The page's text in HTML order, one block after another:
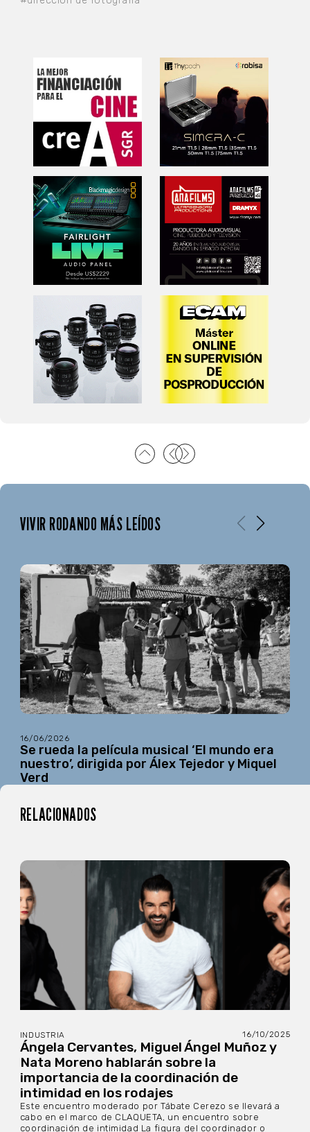
VIVIR RODANDO MÁS LEÍDOS
16/06/2026
Se rueda la película musical ‘El mundo era
nuestro’, dirigida por Álex Tejedor y Miquel
Verd
RELACIONADOS
INDUSTRIA 16/10/2025
Ángela Cervantes, Miguel Ángel Muñoz y
Nata Moreno hablarán sobre la
importancia de la coordinación de
intimidad en los rodajes
Este encuentro moderado por Tábate Cerezo se llevará a
cabo en el marco de CLAQUETA, un encuentro sobre
coordinación de intimidad La figura del coordinador o